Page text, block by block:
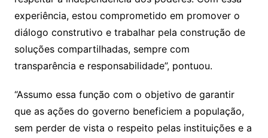
experiência, estou comprometido em promover o
diálogo construtivo e trabalhar pela construção de
soluções compartilhadas, sempre com
transparência e responsabilidade”, pontuou.
“Assumo essa função com o objetivo de garantir
que as ações do governo beneficiem a população,
sem perder de vista o respeito pelas instituições e a